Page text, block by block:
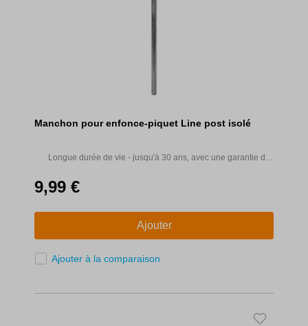
Manchon pour enfonce-piquet Line post isolé
Longue durée de vie - jusqu'à 30 ans, avec une garantie de
9,99 €
Ajouter
Ajouter à la comparaison